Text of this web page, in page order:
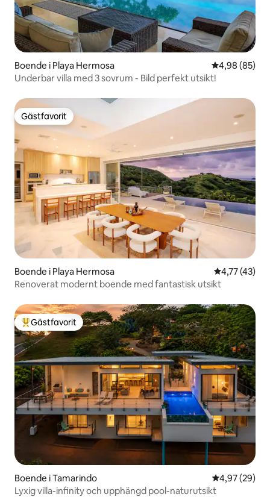
Boende i Playa Hermosa 4,98 av 5 i
4,98 (85)
Underbar villa med 3 sovrum - Bild perfekt utsikt!
Gästfavorit
Gästfavorit
Boende i Playa Hermosa 4,77 av 5 i
4,77 (43)
Renoverat modernt boende med fantastisk utsikt
Populär gästfavorit
Gästfavorit
Boende i Tamarindo 4,97 av 5 i
4,97 (29)
Lyxig villa-infinity och upphängd pool-naturutsikt